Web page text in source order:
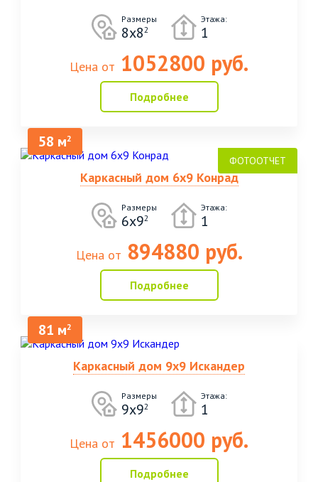
Размеры
8х82
Этажа:
1
Цена от 1052800 руб.
Подробнее
58 м2
Каркасный дом 6х9 Конрад
Размеры
6х92
Этажа:
1
Цена от 894880 руб.
Подробнее
81 м2
Каркасный дом 9х9 Искандер
Размеры
9х92
Этажа:
1
Цена от 1456000 руб.
Подробнее